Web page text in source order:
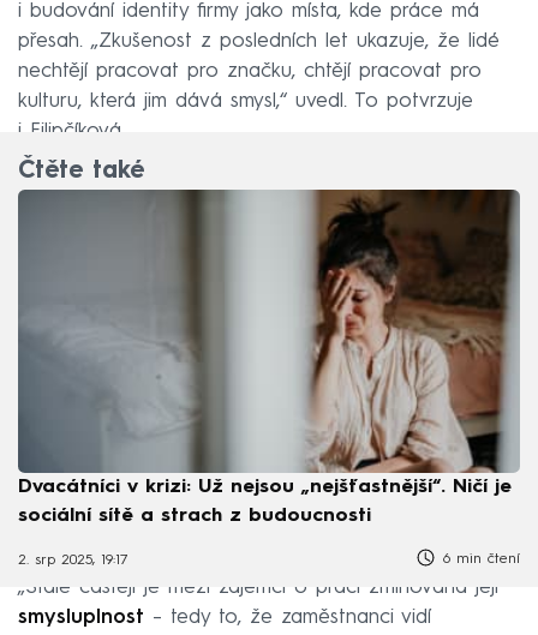
i budování identity firmy jako místa, kde práce má
přesah. „Zkušenost z posledních let ukazuje, že lidé
nechtějí pracovat pro značku, chtějí pracovat pro
kulturu, která jim dává smysl,“ uvedl. To potvrzuje
i Filipčíková.
Čtěte také
Dvacátníci v krizi: Už nejsou „nejšťastnější“. Ničí je
sociální sítě a strach z budoucnosti
2. srp 2025, 19:17 6 min čtení
„Stále častěji je mezi zájemci o práci zmiňována její
smysluplnost – tedy to, že zaměstnanci vidí